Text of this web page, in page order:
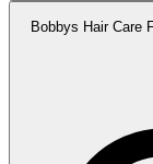
Bobbys Hair Care